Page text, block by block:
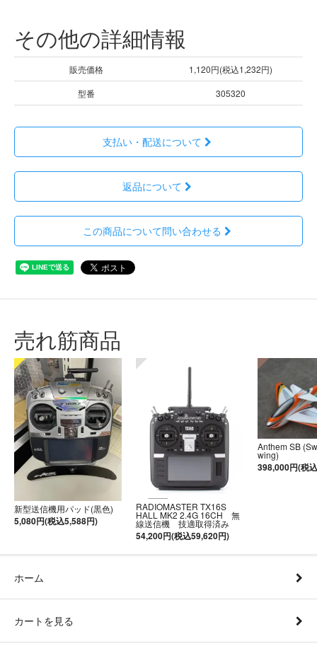
その他の詳細情報
販売価格
1,120円(税込1,232円)
型番
305320
支払い・配送について
返品について
この商品について問い合わせる
売れ筋商品
新型送信機用パッド(黒色)
5,080円(税込5,588円)
RADIOMASTER TX16S
HALL MK2 2.4G 16CH 無
線送信機 技適取得済み
54,200円(税込59,620円)
Anthem SB
wing)
398,000円(税
ホーム
カートを見る